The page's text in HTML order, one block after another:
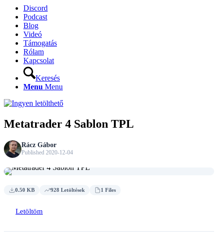
Discord
Podcast
Blog
Videó
Támogatás
Rólam
Kapcsolat
Keresés
Menu Menu
Metatrader 4 Sablon TPL
Rácz Gábor
Published 2020-12-04
0.50 KB 928 Letöltések 1 Files
Letöltöm